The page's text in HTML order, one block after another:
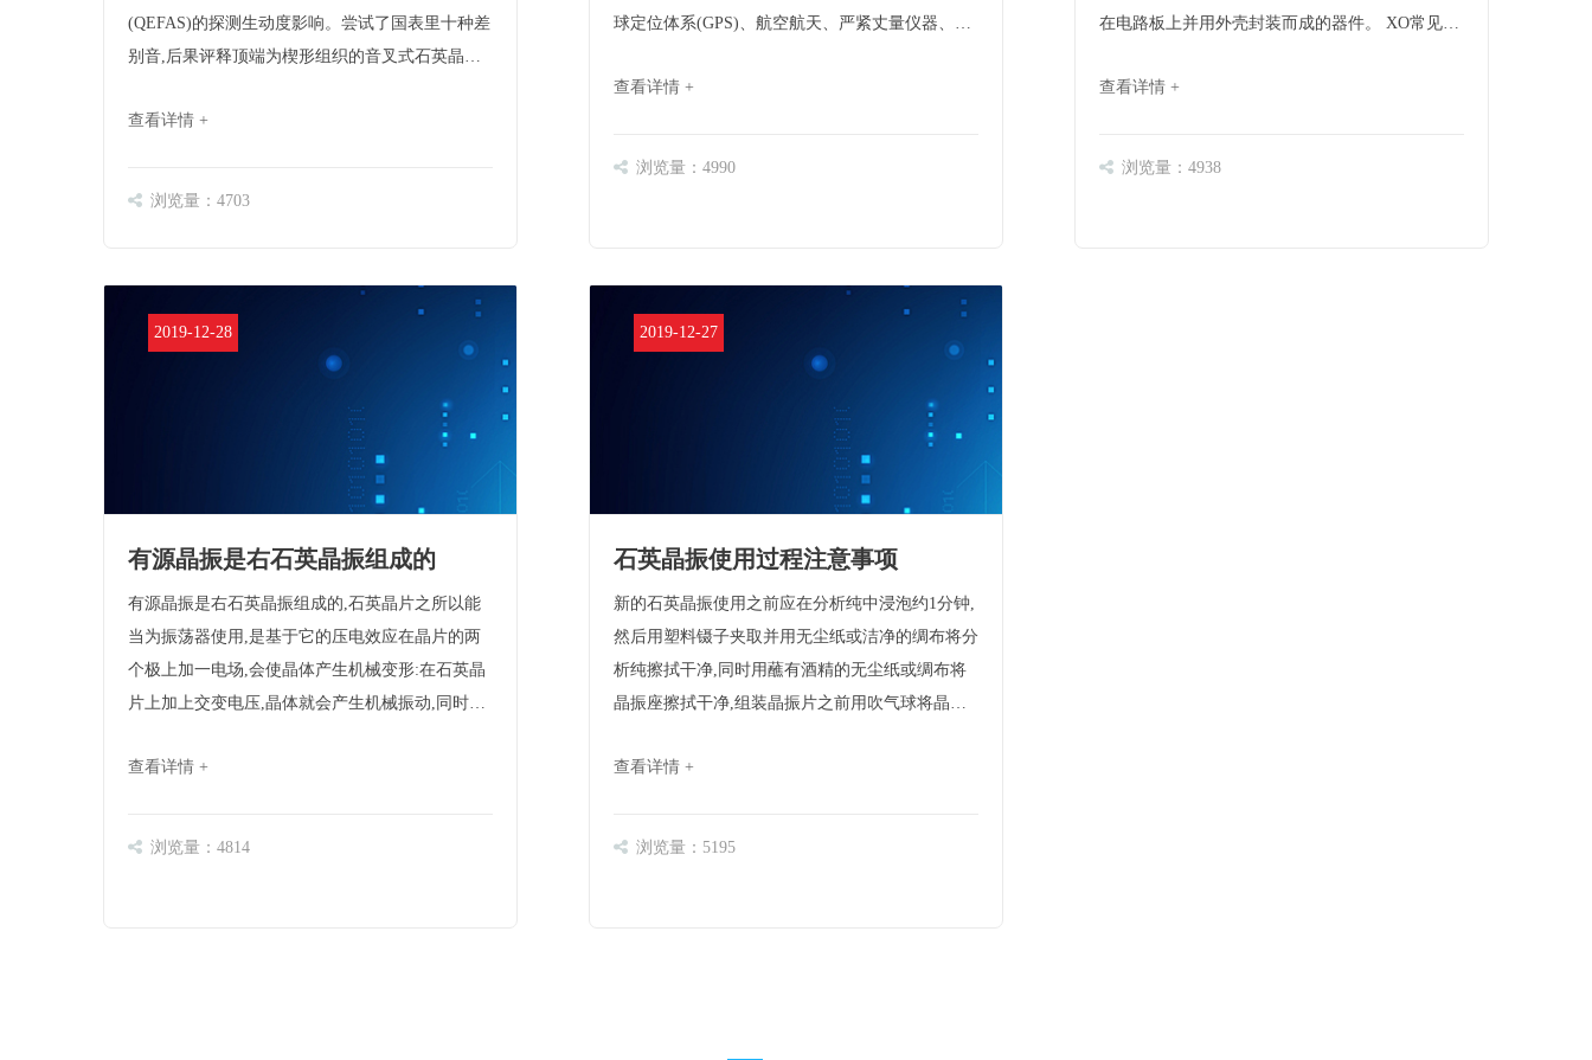
(QEFAS)的探测生动度影响。尝试了国表里十种差
别音,后果评释顶端为楔形组织的音叉式石英晶振
(Q值)。在相像的尝试前提下探测水的吸取线(7
查看详情 +
浏览量：4703
球定位体系(GPS)、航空航天、严紧丈量仪器、长
物中都有着很宽泛的应用。石英晶抖擞为尺度频率
晶振生……
查看详情 +
浏览量：4990
在电路板上并用外壳封装而成的器件。 XO常见的
以D|P14(长方形)和DP8(正方形)为主:随着市场的演
场上主打封装改为表面贴(SMD)7×5,5×32等尺寸,
查看详情 +
浏览量：4938
2019-12-28
有源晶振是右石英晶振组成的
有源晶振是右石英晶振组成的,石英晶片之所以能
当为振荡器使用,是基于它的压电效应在晶片的两
个极上加一电场,会使晶体产生机械变形:在石英晶
片上加上交变电压,晶体就会产生机械振动,同时机
的电压极其微弱,但其振动频率是十分稳定的。当
尺寸和形……
查看详情 +
浏览量：4814
2019-12-27
石英晶振使用过程注意事项
新的石英晶振使用之前应在分析纯中浸泡约1分钟,
然后用塑料镊子夹取并用无尘纸或洁净的绸布将分
析纯擦拭干净,同时用蘸有酒精的无尘纸或绸布将
晶振座擦拭干净,组装晶振片之前用吹气球将晶振
掉任何晶体和夹具之间的颗粒或灰层将影响电子接
振片装……
查看详情 +
浏览量：5195